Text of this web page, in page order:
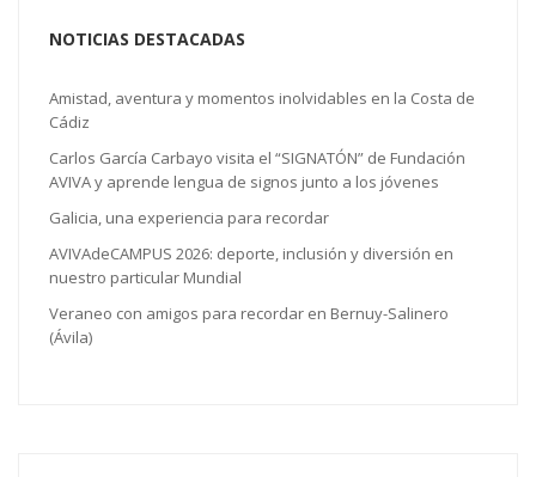
NOTICIAS DESTACADAS
Amistad, aventura y momentos inolvidables en la Costa de
Cádiz
Carlos García Carbayo visita el “SIGNATÓN” de Fundación
AVIVA y aprende lengua de signos junto a los jóvenes
Galicia, una experiencia para recordar
AVIVAdeCAMPUS 2026: deporte, inclusión y diversión en
nuestro particular Mundial
Veraneo con amigos para recordar en Bernuy-Salinero
(Ávila)